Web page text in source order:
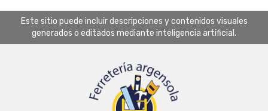
Este sitio puede incluir descripciones y contenidos visuales
generados o editados mediante inteligencia artificial.